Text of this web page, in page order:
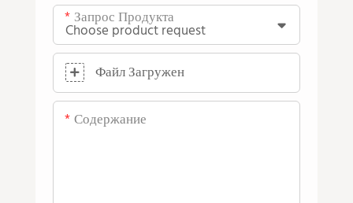
Запрос Продукта
Файл Загружен
Содержание